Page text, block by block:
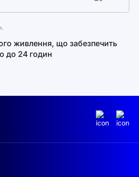
живлення, що забезпечить
до 24 годин